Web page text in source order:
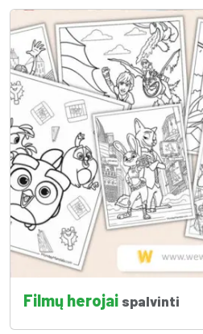
Filmų herojai spalvinti